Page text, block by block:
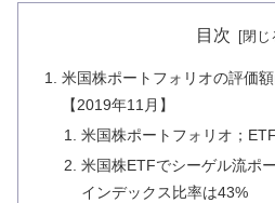
目次
米国株ポートフォリオの評価
【2019年11月】
米国株ポートフォリオ；
米国株ETFでシーゲル流ポ
インデックス比率は43%